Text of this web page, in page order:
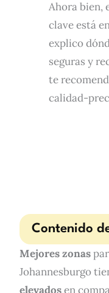
Ahora bien,
clave está
explico
seguras y
te
calidad-
Contenido
Mejores zonas
Johannesburgo
elevadosen